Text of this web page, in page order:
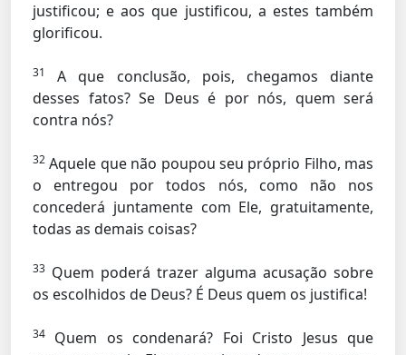
justificou; e aos que justificou, a estes também
glorificou.
31
A que conclusão, pois, chegamos diante
desses fatos? Se Deus é por nós, quem será
contra nós?
32 Aquele que não poupou seu próprio Filho, mas
o entregou por todos nós, como não nos
concederá juntamente com Ele, gratuitamente,
todas as demais coisas?
33 Quem poderá trazer alguma acusação sobre
os escolhidos de Deus? É Deus quem os justifica!
34
Quem os condenará? Foi Cristo Jesus que